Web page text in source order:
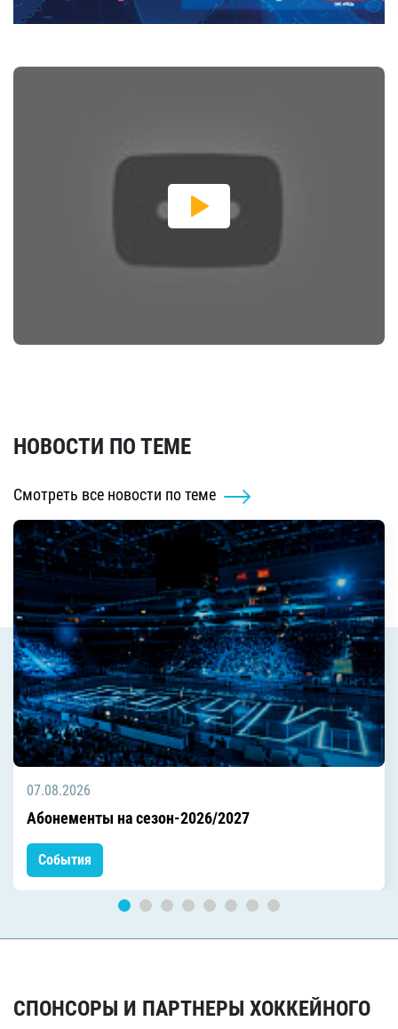
НОВОСТИ ПО ТЕМЕ
Смотреть все новости по теме
07.08.2026
Абонементы на сезон-2026/2027
События
СПОНСОРЫ И ПАРТНЕРЫ ХОККЕЙНОГО